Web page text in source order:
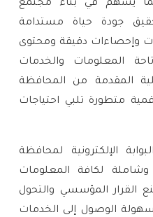
بما يسهم في بناء مجتمع
جودة حياة مستدامة
وإحصاءات دقيقة ومحتوى
المعلومات والخدمات
المقدمة من المحافظة
متطورة تلبي احتياجات
الإلكترونية لمحافظة
وشاملة لكافة المعلومات
القرار المؤسسي والتحول
الوصول إلى الخدمات